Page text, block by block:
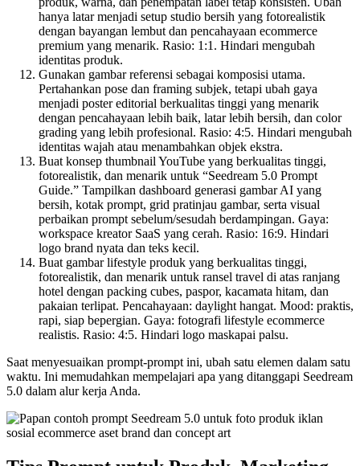
hanya latar menjadi setup studio bersih yang fotorealistik
dengan bayangan lembut dan pencahayaan ecommerce
premium yang menarik. Rasio: 1:1. Hindari mengubah
identitas produk.
Gunakan gambar referensi sebagai komposisi utama.
Pertahankan pose dan framing subjek, tetapi ubah gaya
menjadi poster editorial berkualitas tinggi yang menarik
dengan pencahayaan lebih baik, latar lebih bersih, dan color
grading yang lebih profesional. Rasio: 4:5. Hindari mengubah
identitas wajah atau menambahkan objek ekstra.
Buat konsep thumbnail YouTube yang berkualitas tinggi,
fotorealistik, dan menarik untuk “Seedream 5.0 Prompt
Guide.” Tampilkan dashboard generasi gambar AI yang
bersih, kotak prompt, grid pratinjau gambar, serta visual
perbaikan prompt sebelum/sesudah berdampingan. Gaya:
workspace kreator SaaS yang cerah. Rasio: 16:9. Hindari
logo brand nyata dan teks kecil.
Buat gambar lifestyle produk yang berkualitas tinggi,
fotorealistik, dan menarik untuk ransel travel di atas ranjang
hotel dengan packing cubes, paspor, kacamata hitam, dan
pakaian terlipat. Pencahayaan: daylight hangat. Mood: praktis,
rapi, siap bepergian. Gaya: fotografi lifestyle ecommerce
realistis. Rasio: 4:5. Hindari logo maskapai palsu.
Saat menyesuaikan prompt-prompt ini, ubah satu elemen dalam satu
waktu. Ini memudahkan mempelajari apa yang ditanggapi Seedream
5.0 dalam alur kerja Anda.